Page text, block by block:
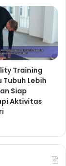
Training
Lebih
Siap
Aktivitas